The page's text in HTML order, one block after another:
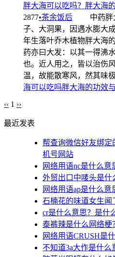
胖大海可以吃吗？胖大海
2877•茶余饭后
中药胖大
子、大洞果，因遇水膨大
年生落叶乔木植物胖大
药亦曰大发：以其一得沸
也。近人用之，皆以治伤
温，故能散寒风，然其味
海可以吃吗胖大海的功效
‹‹ 1 ››
最近发表
帮查询微信好友绑定
机号网站
网络用语nc是什么意
外贸出口中唛头是什
网络用语ap是什么意
石楠花的味道女生闻
cr是什么意思？是什
泰裤辣是什么网络梗
网络用语CRUSH是
不知道3a大作是什么